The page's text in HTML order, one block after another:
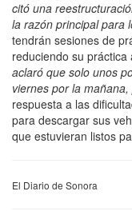
citó una
la razón principal para
tendrán sesiones de
reduciendo su
aclaró que solo unos
viernes por la
respuesta a las
para descargar sus
que estuvieran listos
El Diario de Sonora